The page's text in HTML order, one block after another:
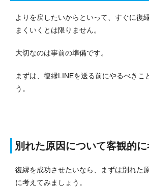
よりを戻したいからといって、すぐに復
まくいくとは限りません。
大切なのは事前の準備です。
まずは、復縁LINEを送る前にやるべきこ
う。
別れた原因について客観的
復縁を成功させたいなら、まずは別れた
に考えてみましょう。